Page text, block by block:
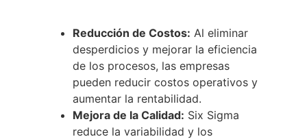
Reducción de Costos: Al eliminar
desperdicios y mejorar la eficiencia
de los procesos, las empresas
pueden reducir costos operativos y
aumentar la rentabilidad.
Mejora de la Calidad: Six Sigma
reduce la variabilidad y los